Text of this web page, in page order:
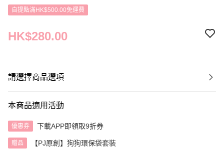
自提點滿HK$500.00免運費
HK$280.00
請選擇商品選項
本商品適用活動
優惠券 下載APP即領取9折券
贈品 【PJ原創】狗狗環保袋套裝